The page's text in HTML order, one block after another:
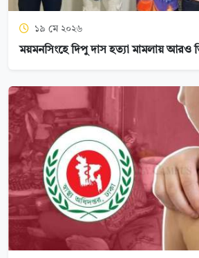
১৯ মে ২০২৬
ময়মনসিংহে দিপু দাস হত্যা মামলায় আরও